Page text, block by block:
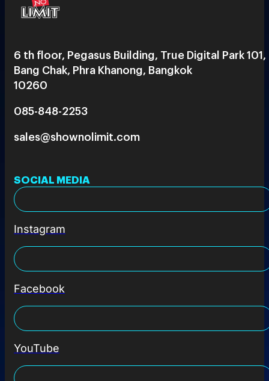
6 th floor, Pegasus Building, True Digital Park 101,
Bang Chak, Phra Khanong, Bangkok
10260
085-848-2253
sales@shownolimit.com
SOCIAL MEDIA
Instagram
Facebook
YouTube